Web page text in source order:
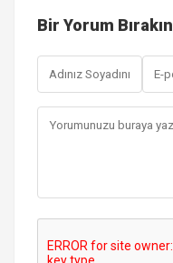
Bir Yorum Bırakın